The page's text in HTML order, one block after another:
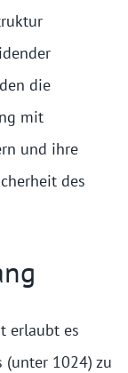
die
mit
und ihre
des
erlaubt es
(unter 1024) zu